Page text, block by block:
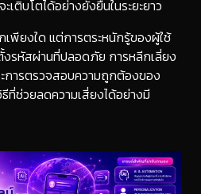
เติบโตได้อย่างยั่งยืนในระยะยาว
พียงใด แต่การตระหนักรู้ของผู้ใช้
รหัสผ่านที่ปลอดภัย การหลีกเลี่ยง
การตรวจสอบความถูกต้องของ
ที่ช่วยลดความเสี่ยงได้อย่างมี